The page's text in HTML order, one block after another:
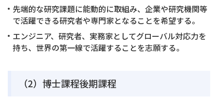
先端的な研究課題に能動的に取組み、企業や研究機関等
で活躍できる研究者や専門家となることを希望する。
エンジニア、研究者、実務家としてグローバル対応力を
持ち、世界の第一線で活躍することを志願する。
（2）博士課程後期課程